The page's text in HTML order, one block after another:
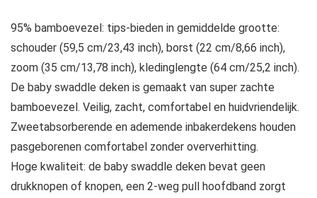
95% bamboevezel: tips-bieden in gemiddelde grootte:
schouder (59,5 cm/23,43 inch), borst (22 cm/8,66 inch),
zoom (35 cm/13,78 inch), kledinglengte (64 cm/25,2 inch).
De baby swaddle deken is gemaakt van super zachte
bamboevezel. Veilig, zacht, comfortabel en huidvriendelijk.
Zweetabsorberende en ademende inbakerdekens houden
pasgeborenen comfortabel zonder oververhitting.
Hoge kwaliteit: de baby swaddle deken bevat geen
drukknopen of knopen, een 2-weg pull hoofdband zorgt